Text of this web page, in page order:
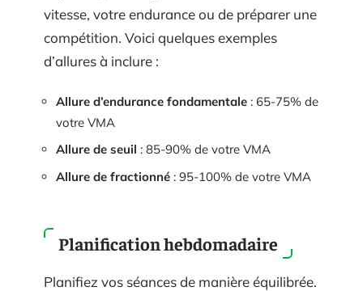
vitesse, votre endurance ou de préparer une
compétition. Voici quelques exemples
d’allures à inclure :
Allure d’endurance fondamentale : 65-75% de
votre VMA
Allure de seuil : 85-90% de votre VMA
Allure de fractionné : 95-100% de votre VMA
Planification hebdomadaire
Planifiez vos séances de manière équilibrée.